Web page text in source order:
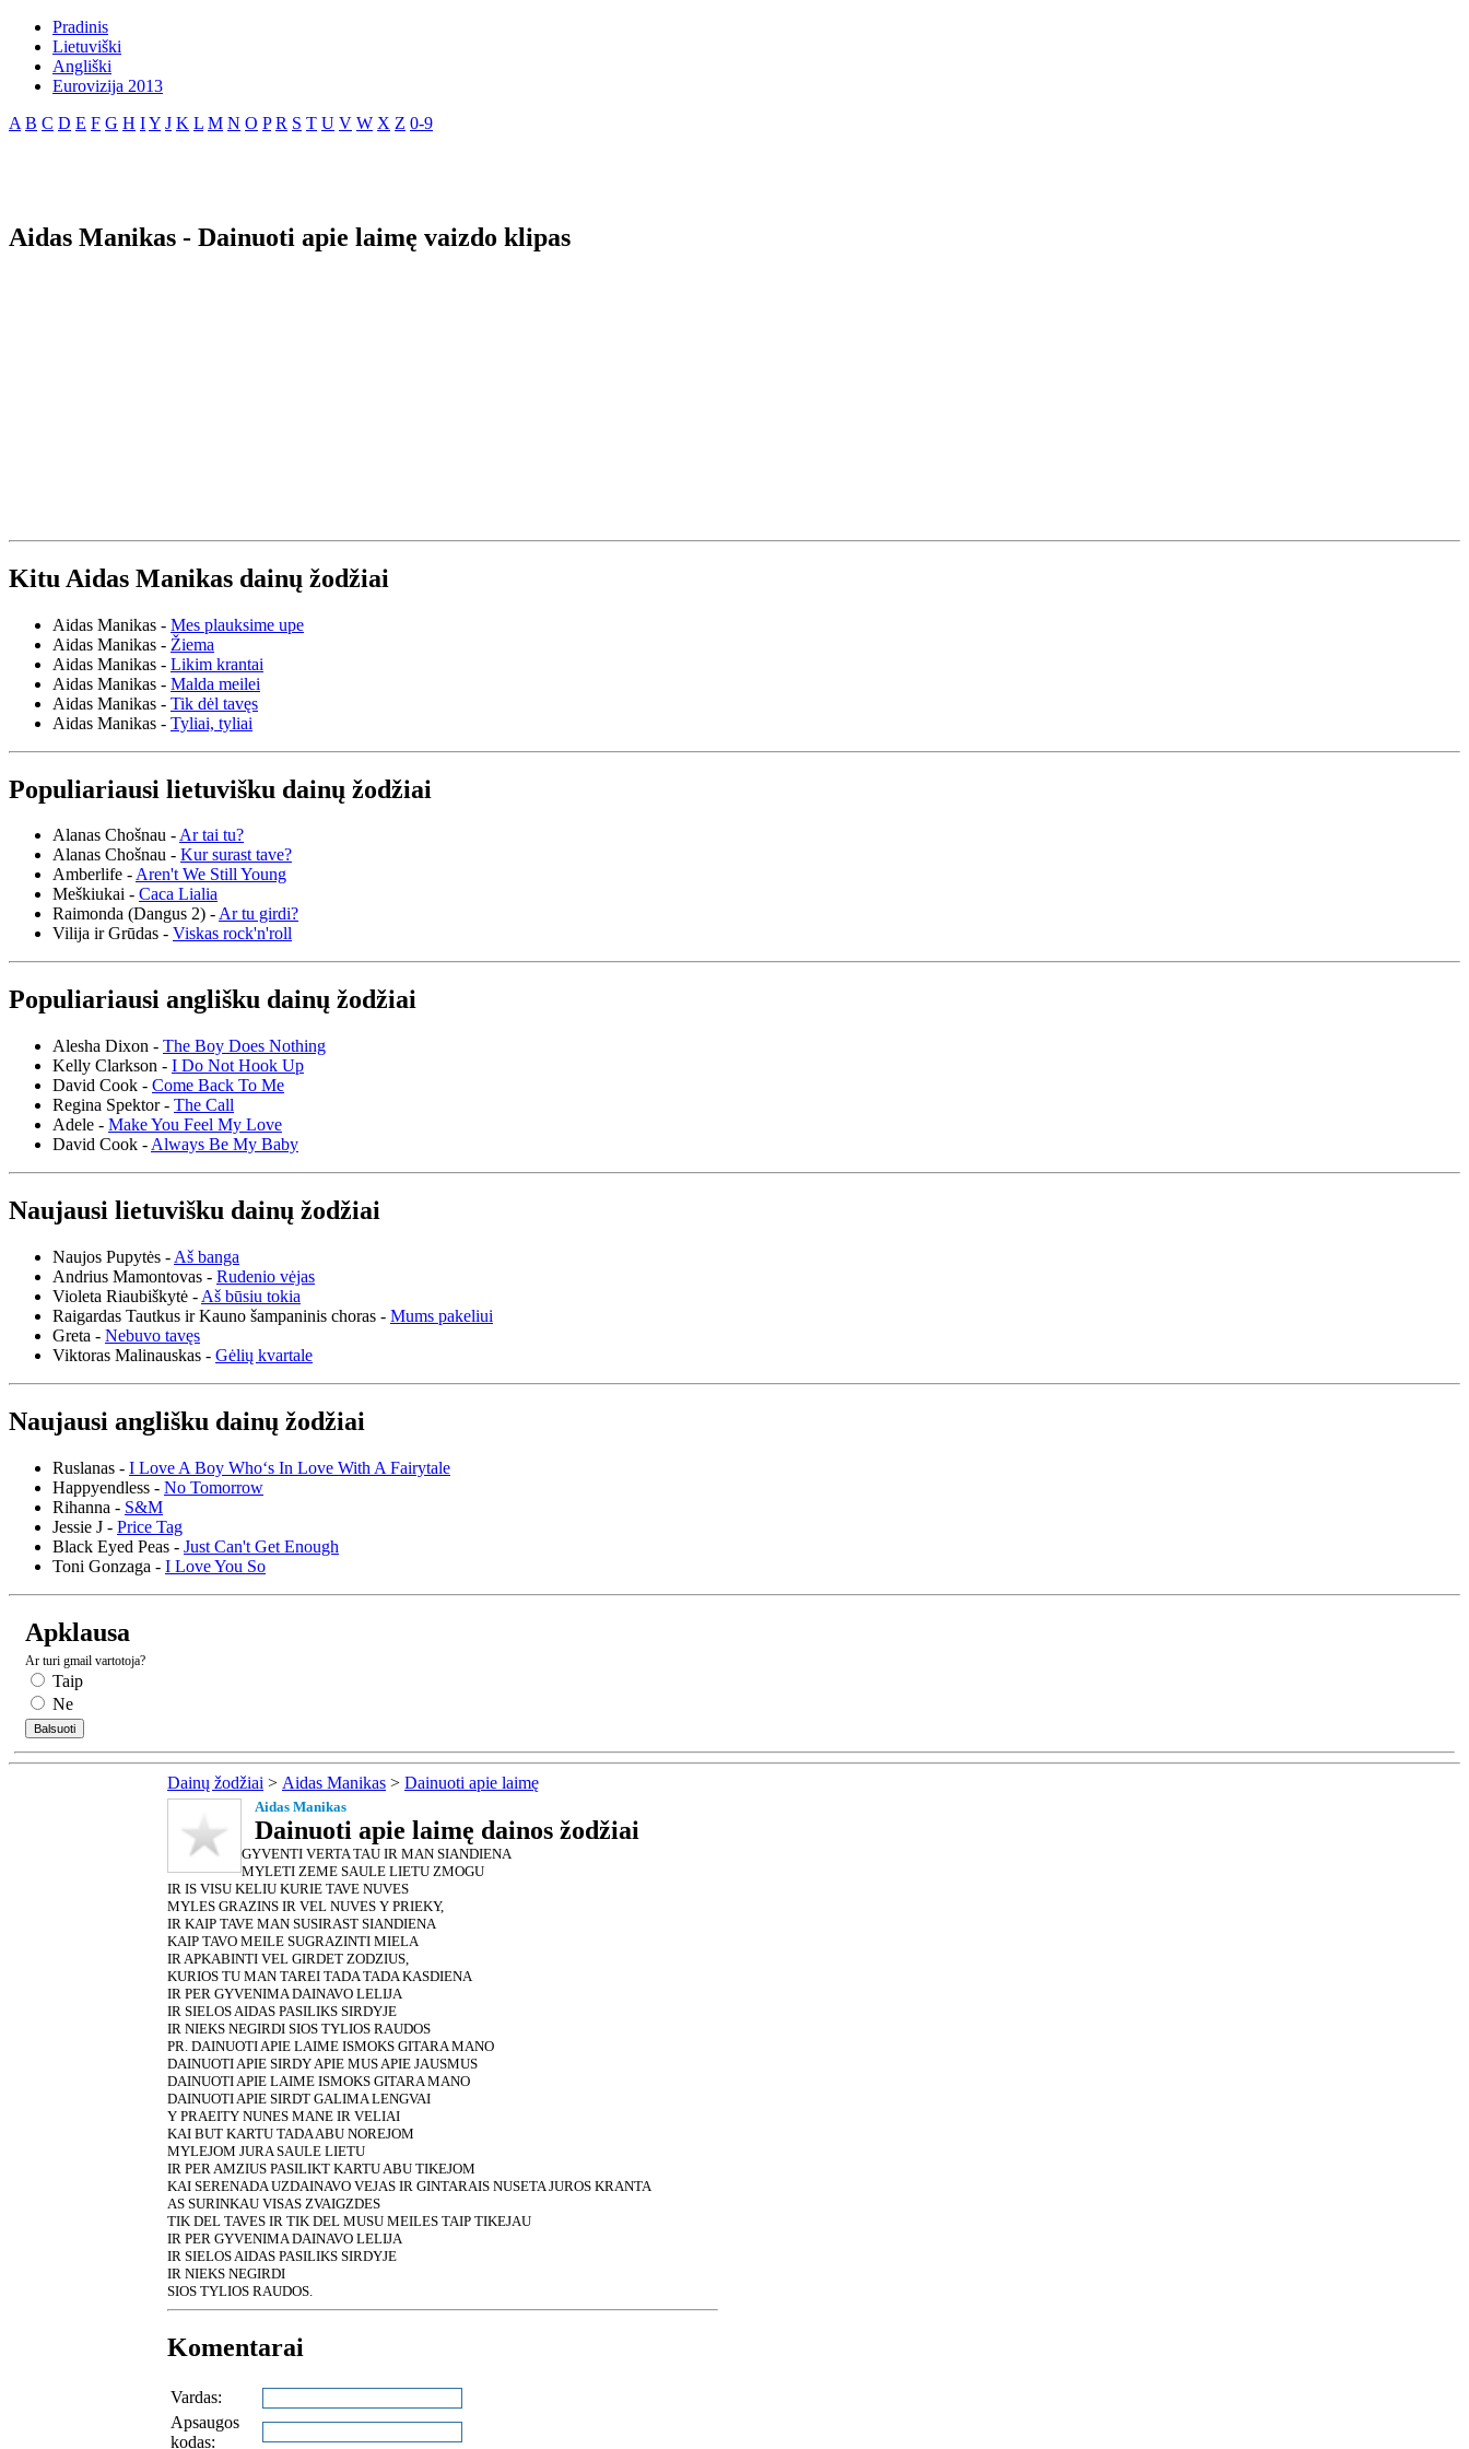
Pradinis
Lietuviški
Angliški
Eurovizija 2013
A B C D E F G H IY J K L M N O P R S T U V W X Z 0-9
Aidas Manikas - Dainuoti apie laimę vaizdo klipas
Kitu Aidas Manikas dainų žodžiai
Aidas Manikas - Mes plauksime upe
Aidas Manikas - Žiema
Aidas Manikas - Likim krantai
Aidas Manikas - Malda meilei
Aidas Manikas - Tik dėl tavęs
Aidas Manikas - Tyliai, tyliai
Populiariausi lietuvišku dainų žodžiai
Alanas Chošnau -Ar tai tu?
Alanas Chošnau - Kur surast tave?
Amberlife -Aren't We Still Young
Meškiukai - Caca Lialia
Raimonda (Dangus 2) -Ar tu girdi?
Vilija ir Grūdas - Viskas rock'n'roll
Populiariausi anglišku dainų žodžiai
Alesha Dixon - The Boy Does Nothing
Kelly Clarkson - I Do Not Hook Up
David Cook - Come Back To Me
Regina Spektor - The Call
Adele - Make You Feel My Love
David Cook - Always Be My Baby
Naujausi lietuvišku dainų žodžiai
Naujos Pupytės - Aš banga
Andrius Mamontovas - Rudenio vėjas
Violeta Riaubiškytė - Aš būsiu tokia
Raigardas Tautkus ir Kauno šampaninis choras - Mums pakeliui
Greta - Nebuvo tavęs
Viktoras Malinauskas - Gėlių kvartale
Naujausi anglišku dainų žodžiai
Ruslanas - I Love A Boy Who‘s In Love With A Fairytale
Happyendless - No Tomorrow
Rihanna - S&M
Jessie J - Price Tag
Black Eyed Peas - Just Can't Get Enough
Toni Gonzaga - I Love You So
Apklausa
Ar turi gmail vartotoja?
Taip
Ne
Dainų žodžiai > Aidas Manikas > Dainuoti apie laimę
Aidas Manikas
Dainuoti apie laimę dainos žodžiai
GYVENTI VERTA TAU IR MAN SIANDIENA
MYLETI ZEME SAULE LIETU ZMOGU
IR IS VISU KELIU KURIE TAVE NUVES
MYLES GRAZINS IR VEL NUVES Y PRIEKY,
IR KAIP TAVE MAN SUSIRAST SIANDIENA
KAIP TAVO MEILE SUGRAZINTI MIELA
IR APKABINTI VEL GIRDET ZODZIUS,
KURIOS TU MAN TAREI TADA TADA KASDIENA
IR PER GYVENIMA DAINAVO LELIJA
IR SIELOS AIDAS PASILIKS SIRDYJE
IR NIEKS NEGIRDI SIOS TYLIOS RAUDOS
PR. DAINUOTI APIE LAIME ISMOKS GITARA MANO
DAINUOTI APIE SIRDY APIE MUS APIE JAUSMUS
DAINUOTI APIE LAIME ISMOKS GITARA MANO
DAINUOTI APIE SIRDT GALIMA LENGVAI
Y PRAEITY NUNES MANE IR VELIAI
KAI BUT KARTU TADA ABU NOREJOM
MYLEJOM JURA SAULE LIETU
IR PER AMZIUS PASILIKT KARTU ABU TIKEJOM
KAI SERENADA UZDAINAVO VEJAS IR GINTARAIS NUSETA JUROS KRANTA
AS SURINKAU VISAS ZVAIGZDES
TIK DEL TAVES IR TIK DEL MUSU MEILES TAIP TIKEJAU
IR PER GYVENIMA DAINAVO LELIJA
IR SIELOS AIDAS PASILIKS SIRDYJE
IR NIEKS NEGIRDI
SIOS TYLIOS RAUDOS.
Komentarai
Vardas:
Apsaugos
kodas: